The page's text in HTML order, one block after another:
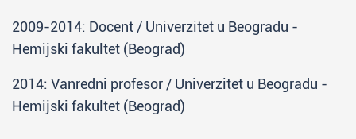
2009-2014: Docent / Univerzitet u Beogradu -
Hemijski fakultet (Beograd)
2014: Vanredni profesor / Univerzitet u Beogradu -
Hemijski fakultet (Beograd)